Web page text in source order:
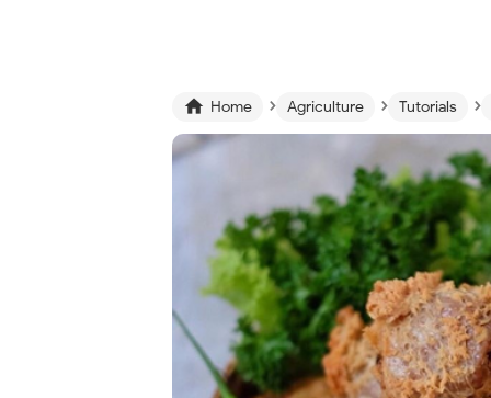
 Home › Agriculture › Tutorials ›